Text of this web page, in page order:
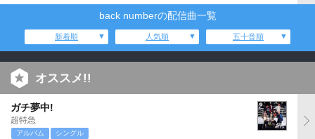
back numberの配信曲一覧
新着順 人気順 五十音順
オススメ!!
ガチ夢中!
超特急
アルバム シングル